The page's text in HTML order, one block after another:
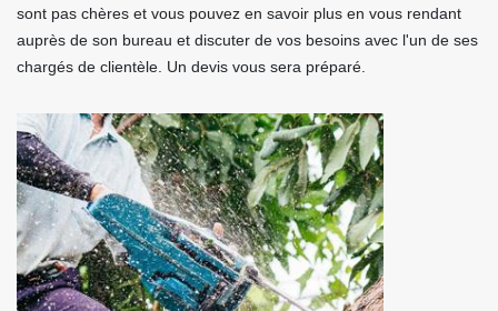
sont pas chères et vous pouvez en savoir plus en vous rendant
auprès de son bureau et discuter de vos besoins avec l'un de ses
chargés de clientèle. Un devis vous sera préparé.